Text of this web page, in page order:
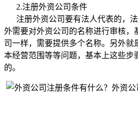
2.注册外资公司条件
注册外资公司要有法人代表的，法
外需要对外资公司的名称进行审核，
司一样，需要提供多个名称。另外就
本经营范围等等问题，基本上这些步
的。